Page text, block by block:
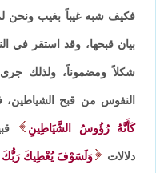
فكيف شبه غيباً بغيب ونحن
بيان قبحها، وقد استقر في
شكلاً ومضموناً، ولذلك
النفوس من قبح
كَأَنَّهُ رُؤُوسُ الشَّيَاطِينِ
دلالات وَلَسَوْفَ يُعْطِيكَ